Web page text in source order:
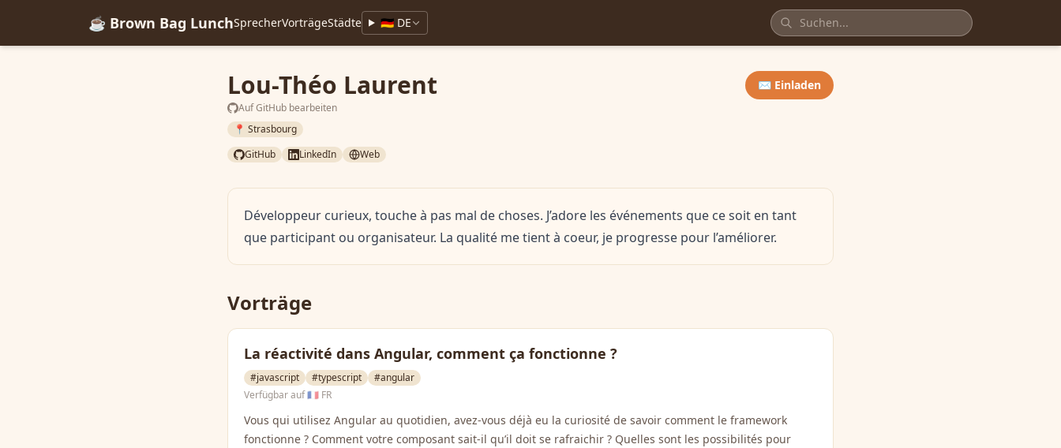
☕ Brown Bag LunchSprecherVorträgeStädte 🇩🇪 DE
Lou-Théo Laurent
Auf GitHub bearbeiten
✉️ Einladen
📍 Strasbourg
GitHub
LinkedIn Web
Développeur curieux, touche à pas mal de choses. J’adore les événements que ce soit en tant
que participant ou organisateur. La qualité me tient à coeur, je progresse pour l’améliorer.
Vorträge
La réactivité dans Angular, comment ça fonctionne ?
#javascript #typescript
#angular
Verfügbar auf🇫🇷 FR
Vous qui utilisez Angular au quotidien, avez-vous déjà eu la curiosité de savoir comment le framework
fonctionne ? Comment votre composant sait-il qu’il doit se rafraichir ? Quelles sont les possibilités pour